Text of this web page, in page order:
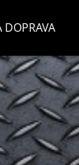
DOPRAVA